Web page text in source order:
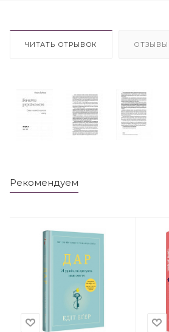
ЧИТАТЬ ОТРЫВОК ОТЗЫВЫ
Рекомендуем